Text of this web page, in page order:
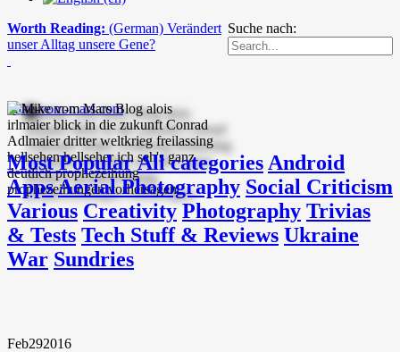
Suche nach:
Worth Reading: (German) Verändert
unser Alltag unsere Gene?
mike-vom-mars.com
Most PopularAll categories Android
AppsAerial Photography Social Criticism
Various Creativity Photography Trivias
& Tests Tech Stuff & Reviews Ukraine
War Sundries
Feb292016